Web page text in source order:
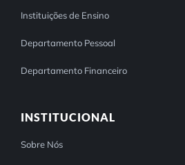
Instituições de Ensino
Departamento Pessoal
Departamento Financeiro
INSTITUCIONAL
Sobre Nós